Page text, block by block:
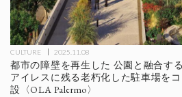
CULTURE 2025.11.08
都市の障壁を再生した 公園と融合す
アイレスに残る老朽化した駐車場を
設〈OLA Palermo〉